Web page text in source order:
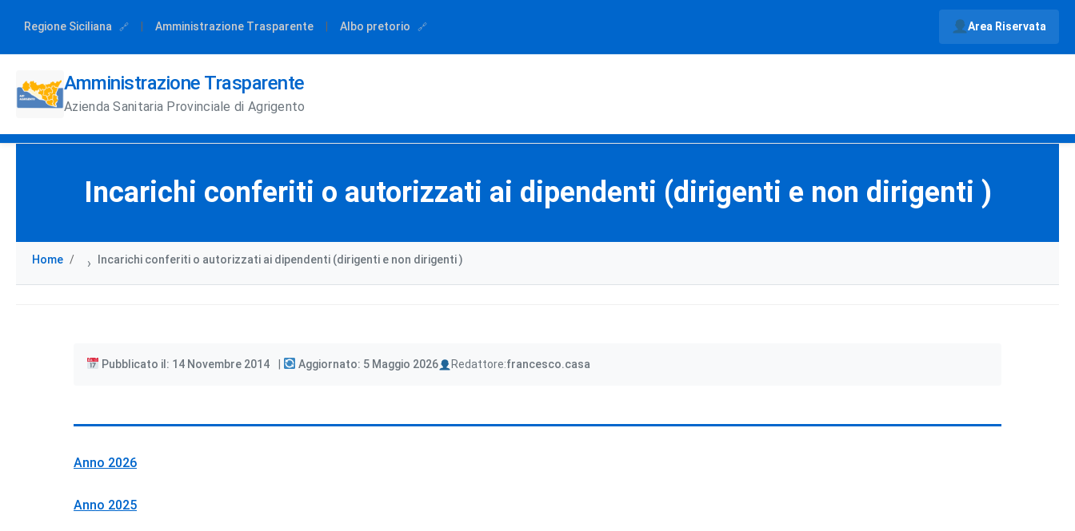
Regione Siciliana Amministrazione Trasparente Albo pretorio Area Riservata
Amministrazione Trasparente
Azienda Sanitaria Provinciale di Agrigento
Incarichi conferiti o autorizzati ai dipendenti (dirigenti e non dirigenti )
Home › Incarichi conferiti o autorizzati ai dipendenti (dirigenti e non dirigenti )
Pubblicato il: 14 Novembre 2014 Aggiornato: 5 Maggio 2026 Redattore:
Author francesco.casa
Anno 2026
Anno 2025